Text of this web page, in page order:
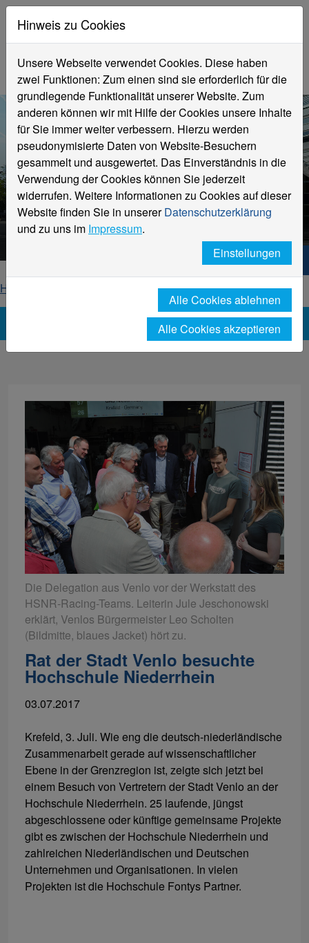
Aktuelle Meldungen
Hochschule Niederrhein
Hochschule Niederrhein. Dein Weg.
Home
News-Detailseite
Die Delegation aus Venlo vor der Werkstatt des
HSNR-Racing-Teams. Leiterin Jule Jeschonowski
erklärt, Venlos Bürgermeister Leo Scholten
(Bildmitte, blaues Jacket) hört zu.
Rat der Stadt Venlo besuchte
Hochschule Niederrhein
03.07.2017
Krefeld, 3. Juli. Wie eng die deutsch-niederländische
Zusammenarbeit gerade auf wissenschaftlicher
Ebene in der Grenzregion ist, zeigte sich jetzt bei
einem Besuch von Vertretern der Stadt Venlo an der
Hochschule Niederrhein. 25 laufende, jüngst
abgeschlossene oder künftige gemeinsame Projekte
gibt es zwischen der Hochschule Niederrhein und
zahlreichen Niederländischen und Deutschen
Unternehmen und Organisationen. In vielen
Projekten ist die Hochschule Fontys Partner.
Hinweis zu Cookies
Unsere Webseite verwendet Cookies. Diese haben
zwei Funktionen: Zum einen sind sie erforderlich für die
grundlegende Funktionalität unserer Website. Zum
anderen können wir mit Hilfe der Cookies unsere Inhalte
für Sie immer weiter verbessern. Hierzu werden
pseudonymisierte Daten von Website-Besuchern
gesammelt und ausgewertet. Das Einverständnis in die
Verwendung der Cookies können Sie jederzeit
widerrufen. Weitere Informationen zu Cookies auf dieser
Website finden Sie in unsererDatenschutzerklärung
und zu uns im Impressum.
Einstellungen
Alle Cookies ablehnen
Alle Cookies akzeptieren